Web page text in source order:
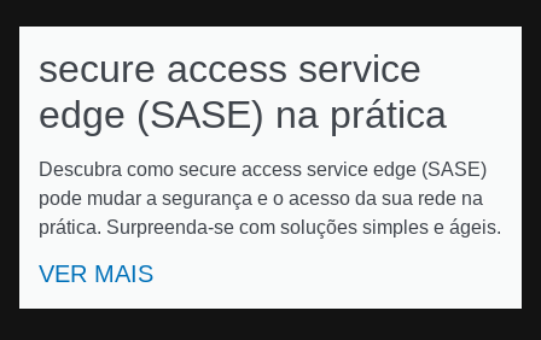
secure access service
edge (SASE) na prática
Descubra como secure access service edge (SASE)
pode mudar a segurança e o acesso da sua rede na
prática. Surpreenda-se com soluções simples e ágeis.
VER MAIS